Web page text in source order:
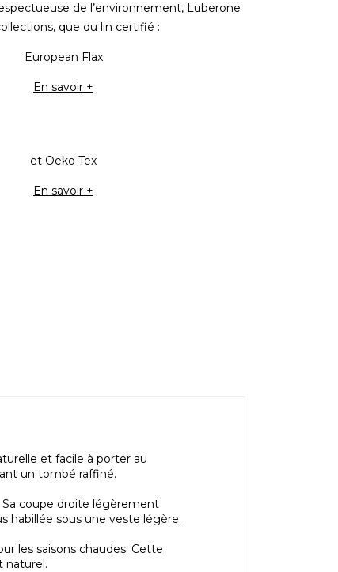
de l’environnement, Luberone
que du lin certifié :
European Flax
En savoir +
et Oeko Tex
En savoir +
et facile à porter au
un tombé raffiné.
Sa coupe droite légèrement
habillée sous une veste légère.
les saisons chaudes. Cette
naturel.